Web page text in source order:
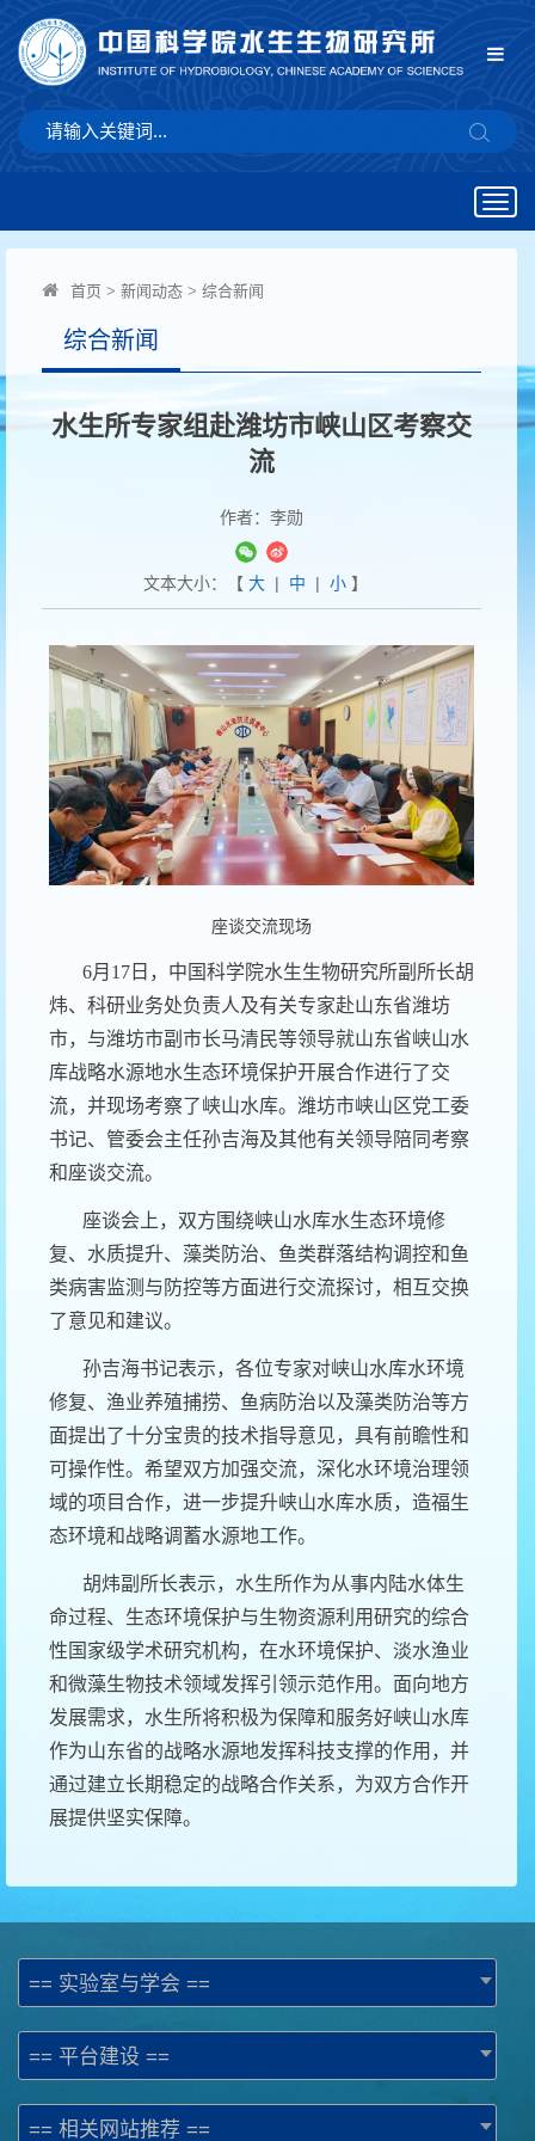
首页 > 新闻动态 > 综合新闻
综合新闻
水生所专家组赴潍坊市峡山区考察交
流
作者：李勋
文本大小：【 大| 中 | 小】
座谈交流现场
6月 17 日，中国科学院水生生物研究所副所长胡
炜、科研业务处负责人及有关专家赴山东省潍坊
市，与潍坊市副市长马清民等领导就山东省峡山水
库战略水源地水生态环境保护开展合作进行了交
流，并现场考察了峡山水库。潍坊市峡山区党工委
书记、管委会主任孙吉海及其他有关领导陪同考察
和座谈交流。
座谈会上，双方围绕峡山水库水生态环境修
复、水质提升、藻类防治、鱼类群落结构调控和鱼
类病害监测与防控等方面进行交流探讨，相互交换
了意见和建议。
孙吉海书记表示，各位专家对峡山水库水环境
修复、渔业养殖捕捞、鱼病防治以及藻类防治等方
面提出了十分宝贵的技术指导意见，具有前瞻性和
可操作性。希望双方加强交流，深化水环境治理领
域的项目合作，进一步提升峡山水库水质，造福生
态环境和战略调蓄水源地工作。
胡炜副所长表示，水生所作为从事内陆水体生
命过程、生态环境保护与生物资源利用研究的综合
性国家级学术研究机构，在水环境保护、淡水渔业
和微藻生物技术领域发挥引领示范作用。面向地方
发展需求，水生所将积极为保障和服务好峡山水库
作为山东省的战略水源地发挥科技支撑的作用，并
通过建立长期稳定的战略合作关系，为双方合作开
展提供坚实保障。
== 实验室与学会 ==
== 平台建设 ==
== 相关网站推荐 ==